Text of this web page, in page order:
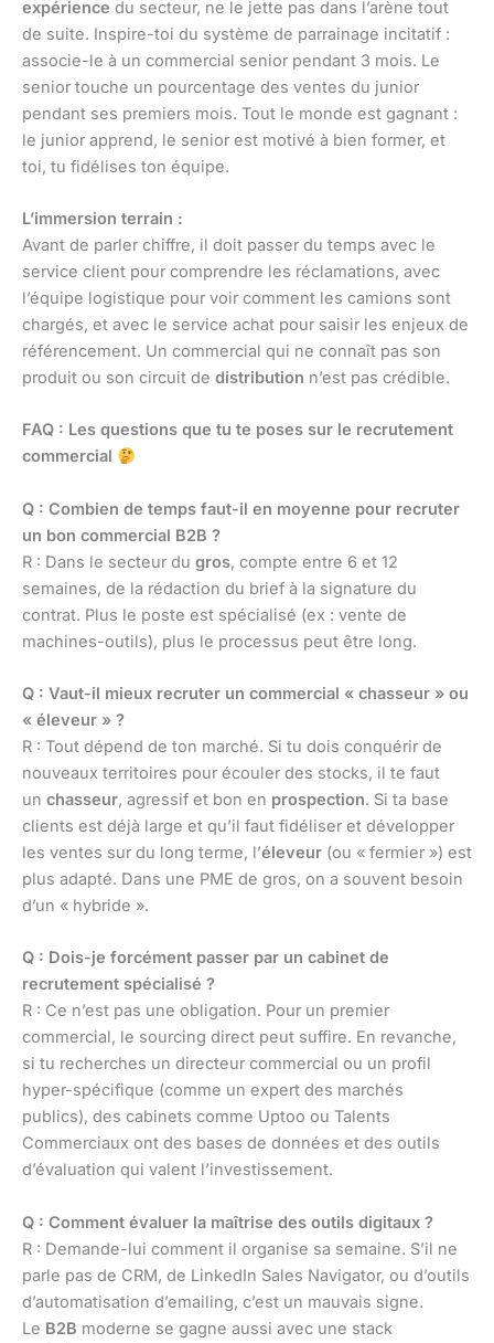
expérience du secteur, ne le jette pas dans l’arène tout
de suite. Inspire-toi du système de parrainage incitatif :
associe-le à un commercial senior pendant 3 mois. Le
senior touche un pourcentage des ventes du junior
pendant ses premiers mois. Tout le monde est gagnant :
le junior apprend, le senior est motivé à bien former, et
toi, tu fidélises ton équipe.
L’immersion terrain :
Avant de parler chiffre, il doit passer du temps avec le
service client pour comprendre les réclamations, avec
l’équipe logistique pour voir comment les camions sont
chargés, et avec le service achat pour saisir les enjeux de
référencement. Un commercial qui ne connaît pas son
produit ou son circuit de distribution n’est pas crédible.
FAQ : Les questions que tu te poses sur le recrutement
commercial
Q : Combien de temps faut-il en moyenne pour recruter
un bon commercial B2B ?
R : Dans le secteur du gros, compte entre 6 et 12
semaines, de la rédaction du brief à la signature du
contrat. Plus le poste est spécialisé (ex : vente de
machines-outils), plus le processus peut être long.
Q : Vaut-il mieux recruter un commercial « chasseur » ou
« éleveur » ?
R : Tout dépend de ton marché. Si tu dois conquérir de
nouveaux territoires pour écouler des stocks, il te faut
un chasseur, agressif et bon en prospection. Si ta base
clients est déjà large et qu’il faut fidéliser et développer
les ventes sur du long terme, l’éleveur (ou « fermier ») est
plus adapté. Dans une PME de gros, on a souvent besoin
d’un « hybride ».
Q : Dois-je forcément passer par un cabinet de
recrutement spécialisé ?
R : Ce n’est pas une obligation. Pour un premier
commercial, le sourcing direct peut suffire. En revanche,
si tu recherches un directeur commercial ou un profil
hyper-spécifique (comme un expert des marchés
publics), des cabinets comme Uptoo ou Talents
Commerciaux ont des bases de données et des outils
d’évaluation qui valent l’investissement.
Q : Comment évaluer la maîtrise des outils digitaux ?
R : Demande-lui comment il organise sa semaine. S’il ne
parle pas de CRM, de LinkedIn Sales Navigator, ou d’outils
d’automatisation d’emailing, c’est un mauvais signe.
Le B2B moderne se gagne aussi avec une stack